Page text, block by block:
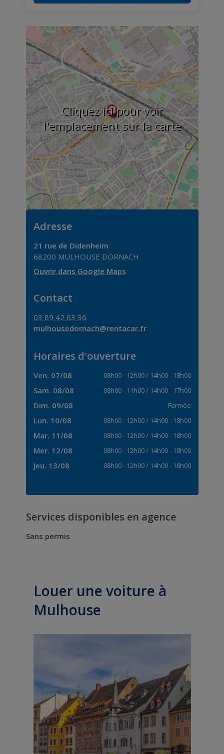
Cliquez ici pour voir
l'emplacement sur la carte
Adresse
21 rue de Didenheim
68200 MULHOUSE DORNACH
Ouvrir dans Google Maps
Contact
03 89 42 63 36
mulhousedornach@rentacar.fr
Horaires d'ouverture
Ven. 07/08 08h00- 12h00/ 14h00- 18h00
Sam. 08/08 08h00- 11h00/ 14h00- 17h00
Dim. 09/08 Fermée
Lun. 10/08 08h00- 12h00/ 14h00- 18h00
Mar. 11/08 08h00- 12h00/ 14h00- 18h00
Mer. 12/08 08h00- 12h00/ 14h00- 18h00
Jeu. 13/08 08h00- 12h00/ 14h00- 18h00
Services disponibles en agence
Sans permis
Louer une voiture à
Mulhouse